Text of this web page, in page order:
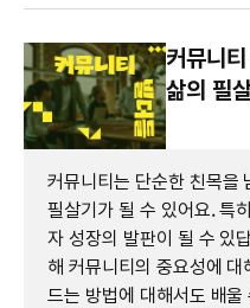
커뮤니
삶의 필
커뮤니티는 단순한 친목을
필살기가 될 수 있어요. 특
자 성장의 발판이 될 수 있
해 커뮤니티의 중요성에
드는 방법에 대해서도 배울